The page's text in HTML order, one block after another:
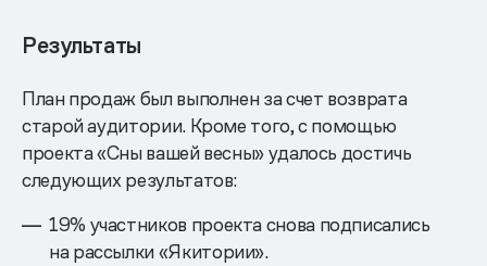
Результаты
План продаж был выполнен за счет возврата
старой аудитории. Кроме того, с помощью
проекта «Сны вашей весны» удалось достичь
следующих результатов:
19% участников проекта снова подписались
на рассылки «Якитории».